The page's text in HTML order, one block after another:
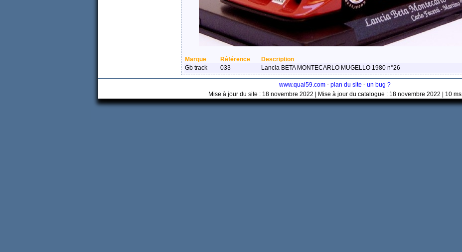
Marque Référence Description
Gb track
033 Lancia BETA MONTECARLO MUGELLO 1980 n°26
www.quai59.com - plan du site - un bug ?
Mise à jour du site : 18 novembre 2022 | Mise à jour du catalogue : 18 novembre 2022 | 10 ms